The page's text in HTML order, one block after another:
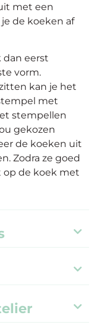
met een
de koeken af
dan eerst
vorm.
kan je het
met
stempellen
gekozen
de koeken uit
Zodra ze goed
op de koek met